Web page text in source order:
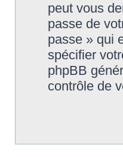
peut vous
passe de
passe » qui
spécifier
phpBB
contrôle de